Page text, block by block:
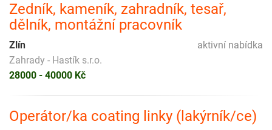
Zedník, kameník, zahradník, tesař,
dělník, montážní pracovník
aktivní nabídka
Zlín
Zahrady - Hastík s.r.o.
28000 - 40000 Kč
Operátor/ka coating linky (lakýrník/ce)